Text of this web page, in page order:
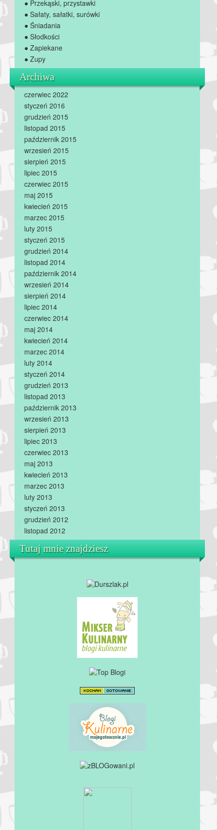
● Przekąski, przystawki
● Sałaty, sałatki, surówki
● Śniadania
● Słodkości
● Zapiekane
● Zupy
Archiwa
czerwiec 2022
styczeń 2016
grudzień 2015
listopad 2015
październik 2015
wrzesień 2015
sierpień 2015
lipiec 2015
czerwiec 2015
maj 2015
kwiecień 2015
marzec 2015
luty 2015
styczeń 2015
grudzień 2014
listopad 2014
październik 2014
wrzesień 2014
sierpień 2014
lipiec 2014
czerwiec 2014
maj 2014
kwiecień 2014
marzec 2014
luty 2014
styczeń 2014
grudzień 2013
listopad 2013
październik 2013
wrzesień 2013
sierpień 2013
lipiec 2013
czerwiec 2013
maj 2013
kwiecień 2013
marzec 2013
luty 2013
styczeń 2013
grudzień 2012
listopad 2012
Tutaj mnie znajdziesz